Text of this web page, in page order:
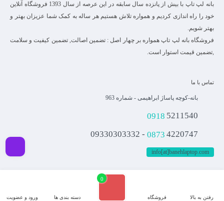
رفتن به بالا فروشگاه
0
دسته بندی ها ورود و عضویت
بانه لپ تاپ با بیش از پانزده سال سابقه در این عرصه از سال 1393 فروشگاه آنلاین
خود را راه اندازی کردیم و همواره تلاش هستیم هر ساله به کمک شما عزیزان بهتر و
بهتر شویم.
فروشگاه بانه لپ تاپ همواره بر چهار اصل : تضمین اصالت, تضمین کیفیت و سلامت
,تضمین قیمت استوار است.
تماس با ما
بانه-کوچه پاساژ ابراهیمی - شماره 963
0918 5211540
0873 4220747 - 09330303332
info[at]banehlaptop.com
کلیه حقوق مادی و معنوی برای این سایت محفوظ می باشد و هرگونه کپی برداری شامل
پیگرد قانونی می باشد.